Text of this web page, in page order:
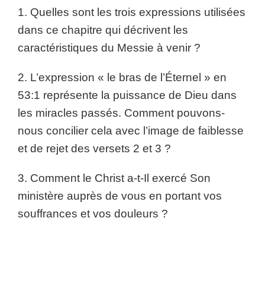
1. Quelles sont les trois expressions utilisées
dans ce chapitre qui décrivent les
caractéristiques du Messie à venir ?
2. L’expression « le bras de l’Éternel » en
53:1 représente la puissance de Dieu dans
les miracles passés. Comment pouvons-
nous concilier cela avec l’image de faiblesse
et de rejet des versets 2 et 3 ?
3. Comment le Christ a-t-Il exercé Son
ministère auprès de vous en portant vos
souffrances et vos douleurs ?